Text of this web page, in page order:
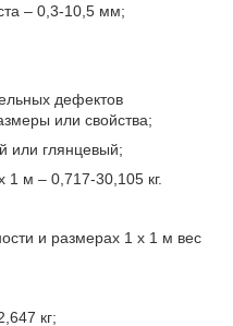
– 0,3-10,5 мм;
дефектов
или свойства;
или глянцевый;
1 м – 0,717-30,105 кг.
и размерах 1 х 1 м вес
кг;